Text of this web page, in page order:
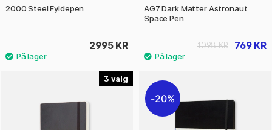
2000 Steel Fyldepen
2995 KR
AG7 Dark Matter Astronaut
Space Pen
769 KR
1098 KR
3
20%